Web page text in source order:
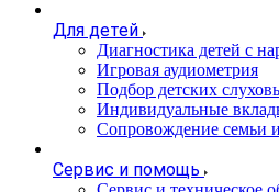
Для детей
Диагностика детей с
Игровая аудиометрия
Подбор детских
Индивидуальные
Сопровождение семьи
Сервис и помощь